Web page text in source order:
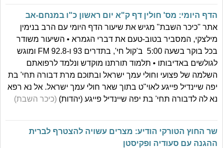
הדף היומי: מס' חולין דף ק"א יום ראשון כ"ו במנחם-אב
אתר "כיכר השבת" מגיש את שיעור הדף היומי עם הרב בנימין
מילצקי, המסביר בטוב-טעם את דברי הגמרא • השיעור משודר
בכל בוקר בשעה 5:00 ב'קול חי', בתדרים 93 ו-92.8 FM ומוגש
לגולשים באדיבותו • תלמוד תורתנו מוקדש ונלמד לרפואתם
השלמה של פצועי וחולי עמך ישראל ובתוכם מרת דבורה תחי' בת
יפה שיינדיל פייגע לאוי"ט בתוך שאר חולי עמך ישראל. אל נא רפא
נא לה לדבורה תחי' בת יפה שיינדיל פייגע (יהדות) (כיכר השבת)
שר החוץ הטורקי הודיע: מצרים עשויה להצטרף לברית
ההגנה עם סעודיה ופקיסטן